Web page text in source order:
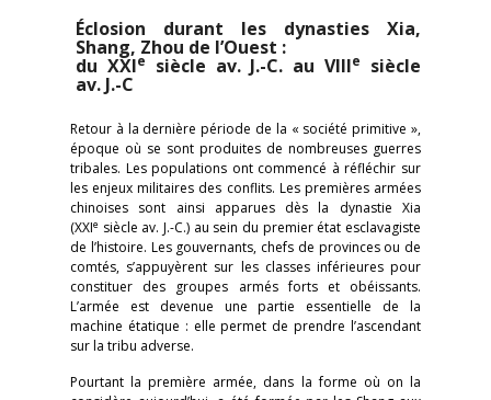
Éclosion durant les dynasties Xia,
Shang, Zhou de l’Ouest :
du XXIe siècle av. J.-C. au VIIIe siècle
av. J.-C
Retour à la dernière période de la « société primitive »,
époque où se sont produites de nombreuses guerres
tribales. Les populations ont commencé à réfléchir sur
les enjeux militaires des conflits. Les premières armées
chinoises sont ainsi apparues dès la dynastie Xia
(XXIe siècle av. J.-C.) au sein du premier état esclavagiste
de l’histoire. Les gouvernants, chefs de provinces ou de
comtés, s’appuyèrent sur les classes inférieures pour
constituer des groupes armés forts et obéissants.
L’armée est devenue une partie essentielle de la
machine étatique : elle permet de prendre l’ascendant
sur la tribu adverse.
Pourtant la première armée, dans la forme où on la